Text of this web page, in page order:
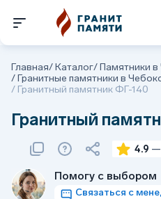
Главная/Каталог/Памятники в
/Гранитные памятники в
/ Гранитный памятник ФГ-140
Гранитный
4.9 —
Помогу с выбором
Связаться с